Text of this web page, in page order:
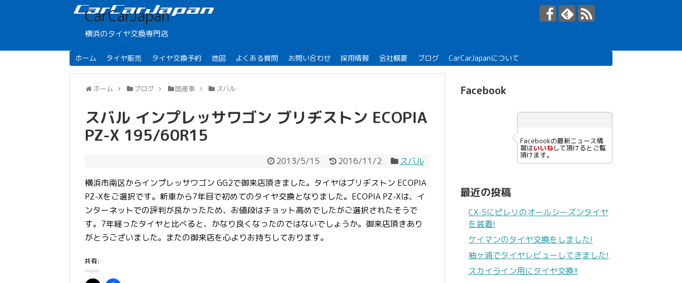
CarCarJapan
横浜のタイヤ交換専門店
ホーム タイヤ販売 タイヤ交換予約 地図 よくある質問 お問い合わせ 採用情報 会社概要 ブログ CarCarJapanについて
ホーム ブログ 国産車 スバル
スバル インプレッサワゴン ブリヂストン ECOPIA
PZ-X 195/60R15
2013/5/15 2016/11/2
スバル
横浜市南区からインプレッサワゴン GG2で御来店頂きました。タイヤはブリヂストン ECOPIA
PZ-Xをご選択です。 新車から7年目で初めてのタイヤ交換となりました。ECOPIA PZ-Xは、イ
ンターネットでの評判が良かったため、お値段はチョット高めでしたがご選択されたそうで
す。7年経ったタイヤと比べると、かなり良くなったのではないでしょうか。御来店頂きあり
がとうございました。またの御来店を心よりお持ちしております。
共有:
Facebook
Facebookの最新ニュース情
報はいいねして頂けるとご覧
頂けます。
最近の投稿
CX-5にピレリのオールシーズンタイヤ
を装着!
ケイマンのタイヤ交換をしました!
袖ヶ浦でタイヤレビューしてきました!
スカイライン用にタイヤ交換!!